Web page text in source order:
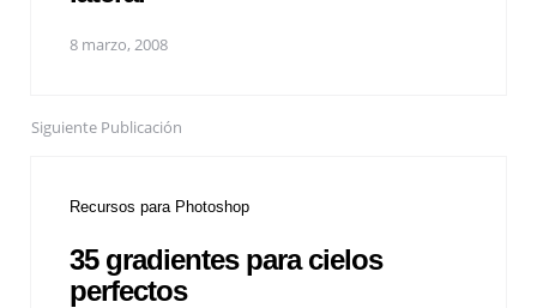
8 marzo, 2008
Siguiente Publicación
Recursos para Photoshop
35 gradientes para cielos
perfectos